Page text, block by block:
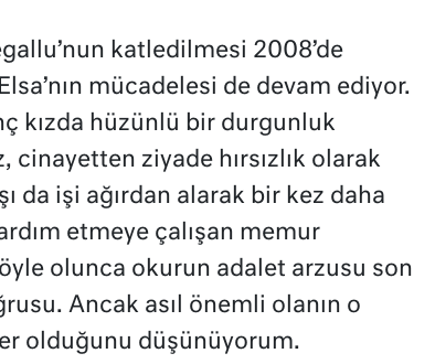
katledilmesi 2008’de
mücadelesi de devam ediyor.
kızda hüzünlü bir durgunluk
ziyade hırsızlık olarak
da işi ağırdan alarak bir kez daha
etmeye çalışan memur
olunca okurun adalet arzusu son
Ancak asıl önemli olanın o
olduğunu düşünüyorum.